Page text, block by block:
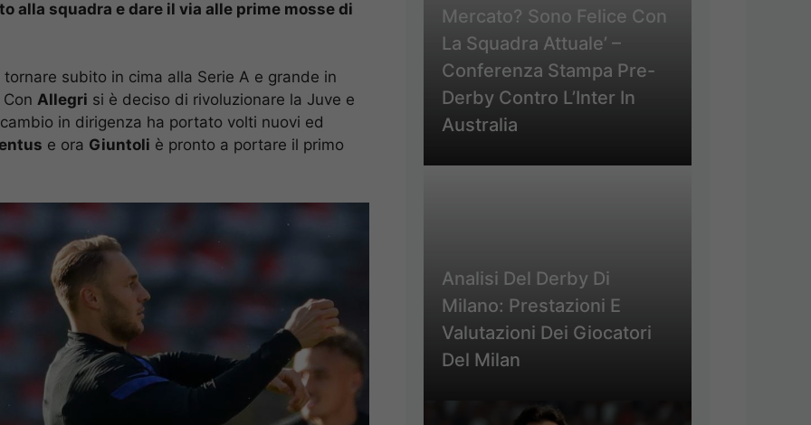
alla squadra e dare il via alle prime mosse di
subito in cima alla Serie A e grande in
Allegri si è deciso di rivoluzionare la Juve e
in dirigenza ha portato volti nuovi ed
e ora Giuntoli è pronto a portare il primo
Mercato? Sono Felice Con
La Squadra Attuale’ –
Conferenza Stampa Pre-
Derby Contro L’Inter In
Australia
Analisi Del Derby Di
Milano: Prestazioni E
Valutazioni Dei Giocatori
Del Milan